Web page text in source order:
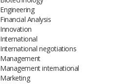
Engineering
Financial Analysis
Innovation
International
International negotiations
Management
Management international
Marketing